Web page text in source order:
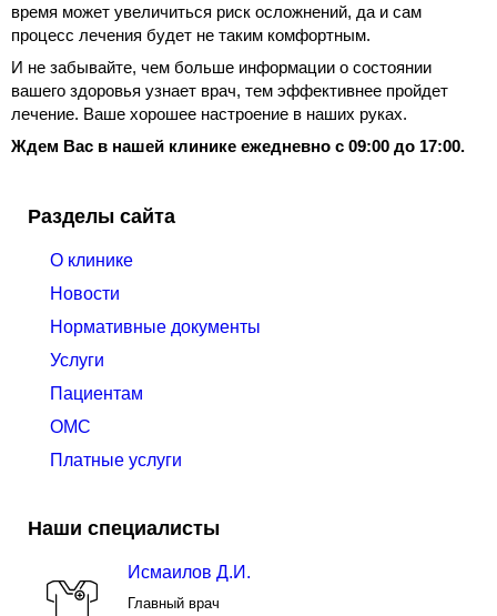
время может увеличиться риск осложнений, да и сам
процесс лечения будет не таким комфортным.
И не забывайте, чем больше информации о состоянии
вашего здоровья узнает врач, тем эффективнее пройдет
лечение. Ваше хорошее настроение в наших руках.
Ждем Вас в нашей клинике ежедневно с 09:00 до 17:00.
Разделы сайта
О клинике
Новости
Нормативные документы
Услуги
Пациентам
ОМС
Платные услуги
Наши специалисты
Исмаилов Д.И.
Главный врач